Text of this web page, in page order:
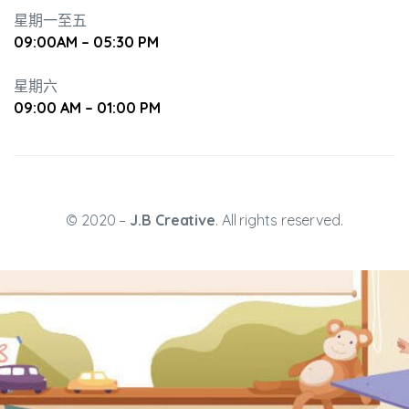
星期一至五
09:00AM – 05:30 PM
星期六
09:00 AM – 01:00 PM
© 2020 – J.B Creative. All rights reserved.
養幼兒